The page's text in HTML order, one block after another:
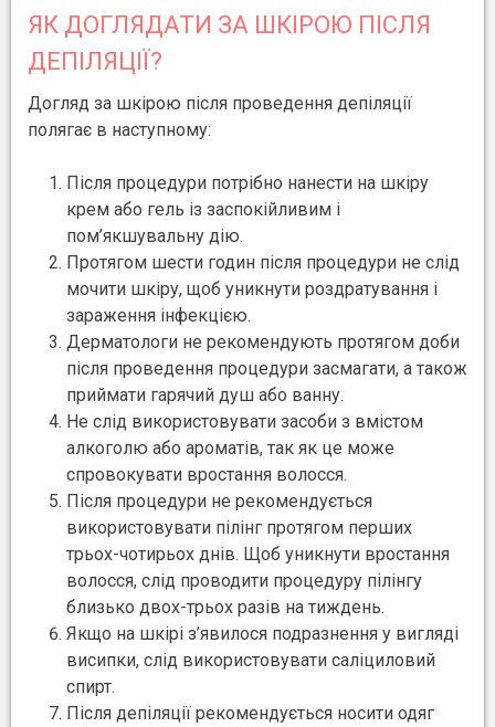
ЯК ДОГЛЯДАТИ ЗА ШКІРОЮ ПІСЛЯ
ДЕПІЛЯЦІЇ?
Догляд за шкірою після проведення депіляції
полягає в наступному:
Після процедури потрібно нанести на шкіру
крем або гель із заспокійливим і
пом’якшувальну дію.
Протягом шести годин після процедури не слід
мочити шкіру, щоб уникнути роздратування і
зараження інфекцією.
Дерматологи не рекомендують протягом доби
після проведення процедури засмагати, а також
приймати гарячий душ або ванну.
Не слід використовувати засоби з вмістом
алкоголю або ароматів, так як це може
спровокувати вростання волосся.
Після процедури не рекомендується
використовувати пілінг протягом перших
трьох-чотирьох днів. Щоб уникнути вростання
волосся, слід проводити процедуру пілінгу
близько двох-трьох разів на тиждень.
Якщо на шкірі з’явилося подразнення у вигляді
висипки, слід використовувати саліциловий
спирт.
Після депіляції рекомендується носити одяг